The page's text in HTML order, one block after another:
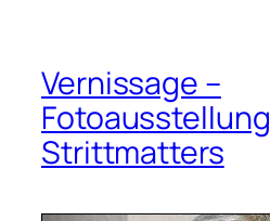
Vernissage –
Fotoausstellung
Strittmatters